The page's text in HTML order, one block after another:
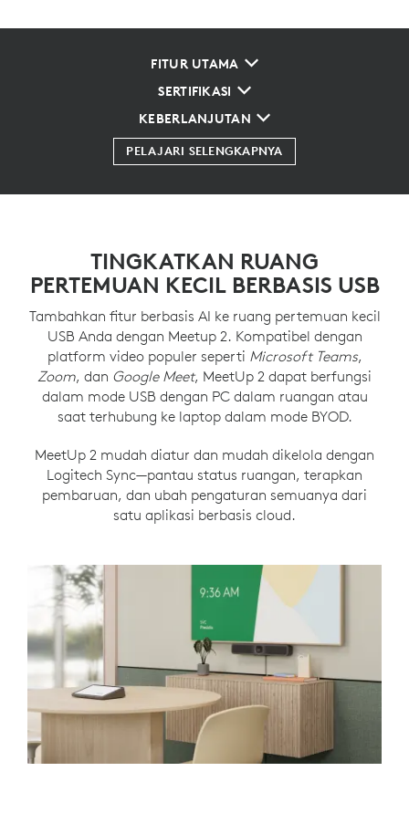
FITUR UTAMA
SERTIFIKASI
KEBERLANJUTAN
PELAJARI SELENGKAPNYA
TINGKATKAN RUANG
PERTEMUAN KECIL BERBASIS USB
Tambahkan fitur berbasis AI ke ruang pertemuan kecil
USB Anda dengan Meetup 2. Kompatibel dengan
platform video populer seperti Microsoft Teams,
Zoom, dan Google Meet, MeetUp 2 dapat berfungsi
dalam mode USB dengan PC dalam ruangan atau
saat terhubung ke laptop dalam mode BYOD.
MeetUp 2 mudah diatur dan mudah dikelola dengan
Logitech Sync—pantau status ruangan, terapkan
pembaruan, dan ubah pengaturan semuanya dari
satu aplikasi berbasis cloud.